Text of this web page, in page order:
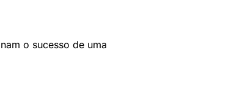
o sucesso de uma